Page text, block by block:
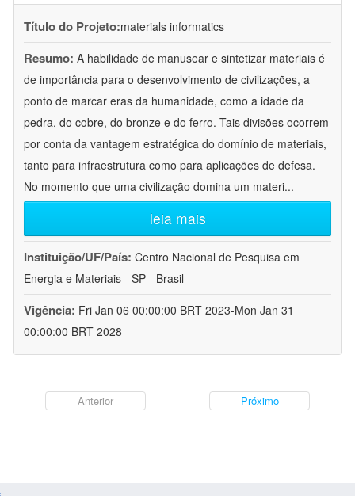
Título do Projeto:materials informatics
Resumo: A habilidade de manusear e sintetizar materiais é
de importância para o desenvolvimento de civilizações, a
ponto de marcar eras da humanidade, como a idade da
pedra, do cobre, do bronze e do ferro. Tais divisões ocorrem
por conta da vantagem estratégica do domínio de materiais,
tanto para infraestrutura como para aplicações de defesa.
No momento que uma civilização domina um materi...
leia mais
Instituição/UF/País: Centro Nacional de Pesquisa em
Energia e Materiais - SP - Brasil
Vigência: Fri Jan 06 00:00:00 BRT 2023-Mon Jan 31
00:00:00 BRT 2028
Anterior Próximo